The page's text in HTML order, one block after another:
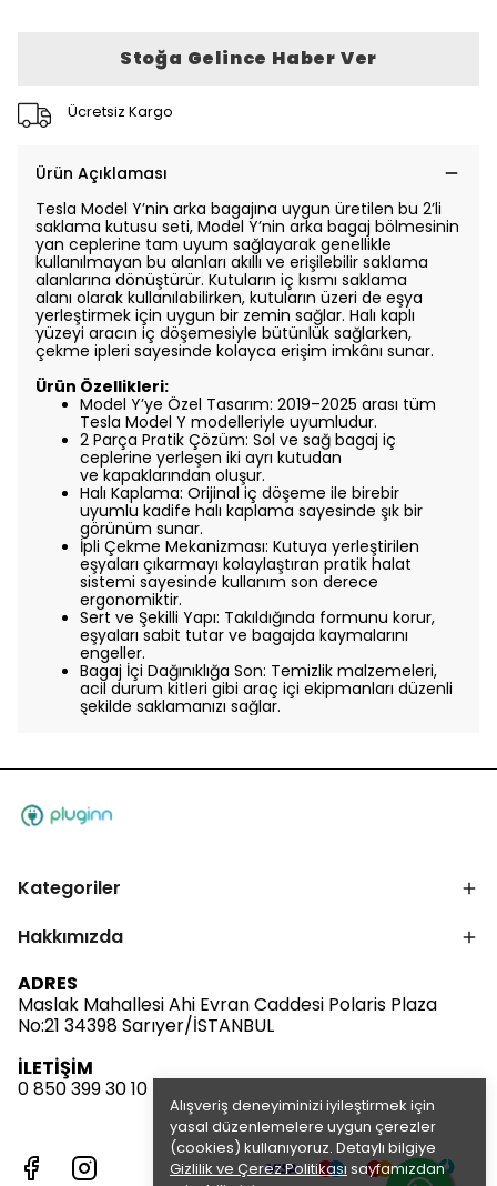
Alışveriş deneyiminizi iyileştirmek için
yasal düzenlemelere uygun çerezler
(cookies) kullanıyoruz. Detaylı bilgiye
Gizlilik ve Çerez Politikası sayfamızdan
Stoğa Gelince Haber Ver
Ücretsiz Kargo
Ürün Açıklaması
Tesla Model Y’nin arka bagajına uygun üretilen bu 2’li
saklama kutusu seti, Model Y’nin arka bagaj bölmesinin
yan ceplerine tam uyum sağlayarak genellikle
kullanılmayan bu alanları akıllı ve erişilebilir saklama
alanlarına dönüştürür. Kutuların iç kısmı saklama
alanı olarak kullanılabilirken, kutuların üzeri de eşya
yerleştirmek için uygun bir zemin sağlar. Halı kaplı
yüzeyi aracın iç döşemesiyle bütünlük sağlarken,
çekme ipleri sayesinde kolayca erişim imkânı sunar.
Ürün Özellikleri:
Model Y’ye Özel Tasarım: 2019–2025 arası tüm
Tesla Model Y modelleriyle uyumludur.
2 Parça Pratik Çözüm: Sol ve sağ bagaj iç
ceplerine yerleşen iki ayrı kutudan
ve kapaklarından oluşur.
Halı Kaplama: Orijinal iç döşeme ile birebir
uyumlu kadife halı kaplama sayesinde şık bir
görünüm sunar.
İpli Çekme Mekanizması: Kutuya yerleştirilen
eşyaları çıkarmayı kolaylaştıran pratik halat
sistemi sayesinde kullanım son derece
ergonomiktir.
Sert ve Şekilli Yapı: Takıldığında formunu korur,
eşyaları sabit tutar ve bagajda kaymalarını
engeller.
Bagaj İçi Dağınıklığa Son: Temizlik malzemeleri,
acil durum kitleri gibi araç içi ekipmanları düzenli
şekilde saklamanızı sağlar.
Kategoriler
Hakkımızda
ADRES
Maslak Mahallesi Ahi Evran Caddesi Polaris Plaza
No:21 34398 Sarıyer/İSTANBUL
İLETİŞİM
0 850 399 30 10